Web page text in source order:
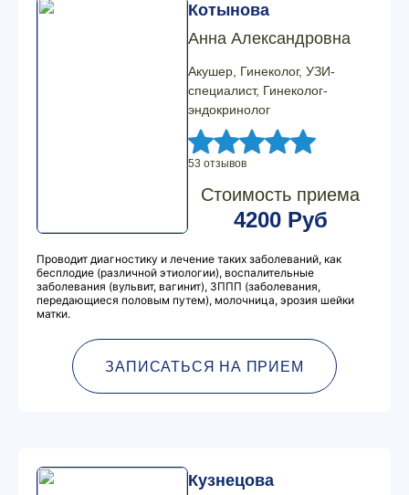
Котынова
Анна Александровна
Акушер, Гинеколог, УЗИ-
специалист, Гинеколог-
эндокринолог
53 отзывов
Стоимость приема
4200 Руб
Проводит диагностику и лечение таких заболеваний, как
бесплодие (различной этиологии), воспалительные
заболевания (вульвит, вагинит), ЗППП (заболевания,
передающиеся половым путем), молочница, эрозия шейки
матки.
ЗАПИСАТЬСЯ НА ПРИЕМ
Кузнецова